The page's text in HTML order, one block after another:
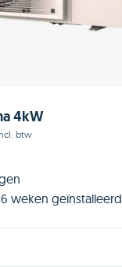
4kW
btw
weken geïnstalleerd